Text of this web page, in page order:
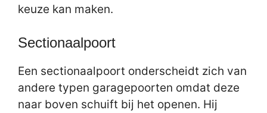
keuze kan maken.
Sectionaalpoort
Een sectionaalpoort onderscheidt zich van
andere typen garagepoorten omdat deze
naar boven schuift bij het openen. Hij